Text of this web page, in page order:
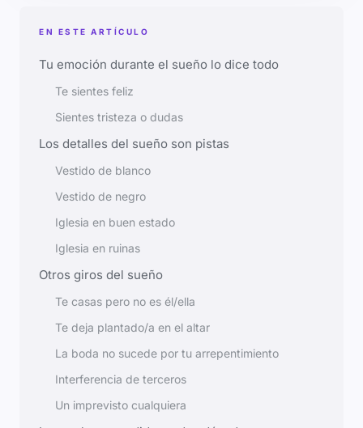
EN ESTE ARTÍCULO
Tu emoción durante el sueño lo dice todo
Te sientes feliz
Sientes tristeza o dudas
Los detalles del sueño son pistas
Vestido de blanco
Vestido de negro
Iglesia en buen estado
Iglesia en ruinas
Otros giros del sueño
Te casas pero no es él/ella
Te deja plantado/a en el altar
La boda no sucede por tu arrepentimiento
Interferencia de terceros
Un imprevisto cualquiera